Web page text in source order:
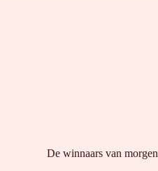
De winnaars van morgen